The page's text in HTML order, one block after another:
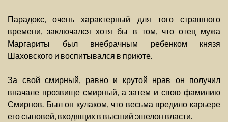
Парадокс, очень характерный для того страшного
времени, заключался хотя бы в том, что отец мужа
Маргариты был внебрачным ребенком князя
Шаховского и воспитывался в приюте.
За свой смирный, равно и крутой нрав он получил
вначале прозвище смирный, а затем и свою фамилию
Смирнов. Был он кулаком, что весьма вредило карьере
его сыновей, входящих в высший эшелон власти.